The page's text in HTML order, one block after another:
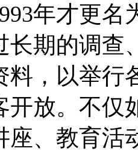
年才更
长期的调查
料，以举行
开放。不仅
座、教育活